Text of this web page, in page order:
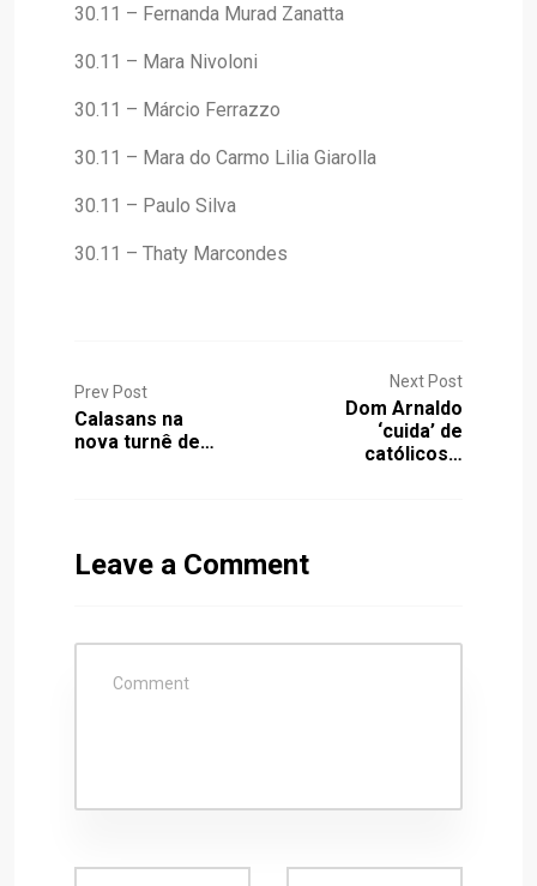
30.11 – Fernanda Murad Zanatta
30.11 – Mara Nivoloni
30.11 – Márcio Ferrazzo
30.11 – Mara do Carmo Lilia Giarolla
30.11 – Paulo Silva
30.11 – Thaty Marcondes
Prev Post
Calasans na
nova turnê de…
Next Post
Dom Arnaldo
‘cuida’ de
católicos…
Leave a Comment